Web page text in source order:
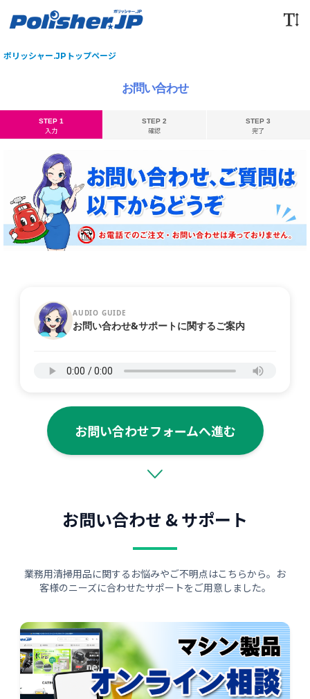
ポリッシャー.JPトップページ
お問い合わせ
STEP 1
入力
STEP 2
確認
STEP 3
完了
AUDIO GUIDE
お問い合わせ&サポートに関するご案内
お問い合わせフォームへ進む
お問い合わせ & サポート
業務用清掃用品に関するお悩みやご不明点はこちらから。お
客様のニーズに合わせたサポートをご用意しました。